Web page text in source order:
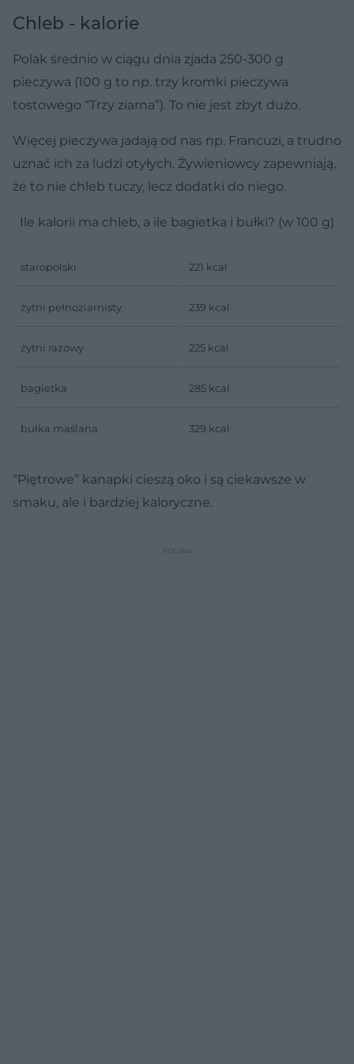
Chleb - kalorie
Polak średnio w ciągu dnia zjada 250-300 g
pieczywa (100 g to np. trzy kromki pieczywa
tostowego “Trzy ziarna”). To nie jest zbyt dużo.
Więcej pieczywa jadają od nas np. Francuzi, a trudno
uznać ich za ludzi otyłych. Żywieniowcy zapewniają,
że to nie chleb tuczy, lecz dodatki do niego.
Ile kalorii ma chleb, a ile bagietka i bułki? (w 100 g)
staropolski 221 kcal
żytni pełnoziarnisty 239 kcal
żytni razowy 225 kcal
bagietka 285 kcal
bułka maślana 329 kcal
“Piętrowe” kanapki cieszą oko i są ciekawsze w
smaku, ale i bardziej kaloryczne.